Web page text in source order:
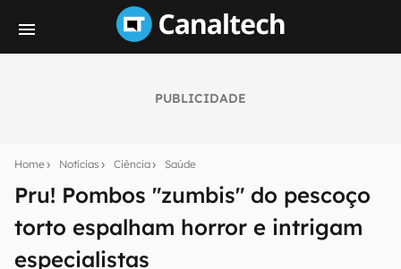
PUBLICIDADE
Home Notícias Ciência Saúde
Pru! Pombos "zumbis" do pescoço
torto espalham horror e intrigam
especialistas
notícias e reviews sobre tecnologia em primeira
mão.
E-mail